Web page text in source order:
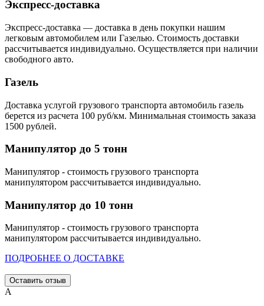
Экспресс-доставка
Экспресс-доставка — доставка в день покупки нашим
легковым автомобилем или Газелью. Стоимость доставки
рассчитывается индивидуально. Осуществляется при наличии
свободного авто.
Газель
Доставка услугой грузового транспорта автомобиль газель
берется из расчета 100 руб/км. Минимальная стоимость заказа
1500 рублей.
Манипулятор до 5 тонн
Манипулятор - стоимость грузового транспорта
манипулятором рассчитывается индивидуально.
Манипулятор до 10 тонн
Манипулятор - стоимость грузового транспорта
манипулятором рассчитывается индивидуально.
ПОДРОБНЕЕ О ДОСТАВКЕ
Оставить отзыв
А